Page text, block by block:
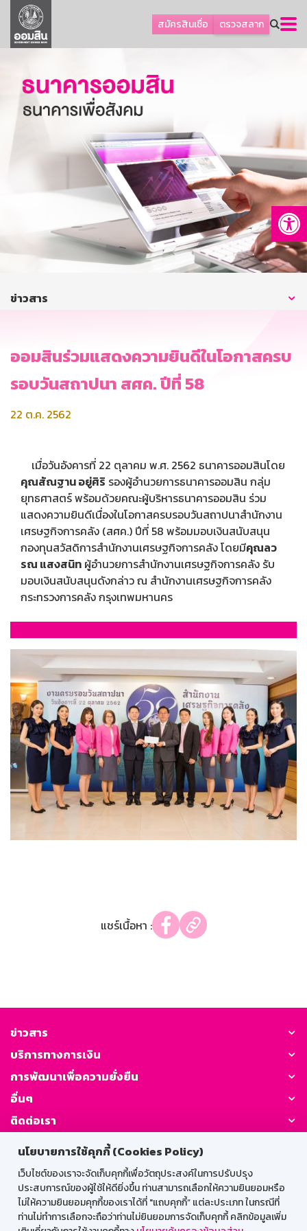
นโยบายการใช้คุกกี้ (Cookies Policy)
เว็บไซต์ของเราจะจัดเก็บคุกกี้เพื่อวัตถุประสงค์ในการปรับปรุง
ประสบการณ์ของผู้ใช้ให้ดียิ่งขึ้น ท่านสามารถเลือกให้ความยินยอมหรือ
ไม่ให้ความยินยอมคุกกี้ของเราได้ที่ "แถบคุกกี้” แต่ละประเภท ในกรณีที่
ท่านไม่ทำการเลือกจะถือว่าท่านไม่ยินยอมการจัดเก็บคุกกี้ คลิกข้อมูลเพิ่ม
สมัครสินเชื่อ ตรวจสลาก
ลูกค้าธุรกิจ
ลูกค้าผู้ประกอบรายย่อย
ออมเพื่อสุข
เกี่ยวกับธนาคาร
การพัฒนาที่ยั่งยืน
บริการทางการเงิน
ติดต่อเรา
บริการออนไลน์
ข่าวสาร
ออมสินร่วมแสดงความยินดีในโอกาสครบ
รอบวันสถาปนา สศค. ปีที่ 58
22 ต.ค. 2562
เมื่อวันอังคารที่ 22 ตุลาคม พ.ศ. 2562 ธนาคารออมสินโดย
คุณสัณฐาน อยู่ศิริ รองผู้อำนวยการธนาคารออมสิน กลุ่ม
ยุทธศาสตร์ พร้อมด้วยคณะผู้บริหารธนาคารออมสิน ร่วม
แสดงความยินดีเนื่องในโอกาสครบรอบวันสถาปนาสำนักงาน
เศรษฐกิจการคลัง (สศค.) ปีที่ 58 พร้อมมอบเงินสนับสนุน
กองทุนสวัสดิการสำนักงานเศรษฐกิจการคลัง โดยมีคุณลว
รณ แสงสนิท ผู้อำนวยการสำนักงานเศรษฐกิจการคลัง รับ
มอบเงินสนับสนุนดังกล่าว ณ สำนักงานเศรษฐกิจการคลัง
กระทรวงการคลัง กรุงเทพมหานคร
แชร์เนื้อหา :
ข่าวสาร
บริการทางการเงิน
การพัฒนาเพื่อความยั่งยืน
อื่นๆ
ติดต่อเรา
GSB Society:
สำหรับพนักงาน